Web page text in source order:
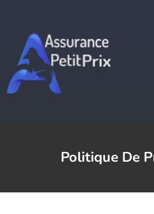
contenu
Politique De